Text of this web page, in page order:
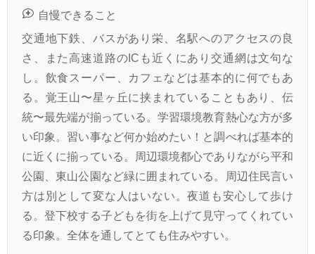
自慢できること
交通地下鉄、バスがあり栄、名駅へのアクセスの良
さ、また高速道路のICも近くにあり交通網は文句な
し。飲食スーパー、カフェなどは基本的に何でもあ
る。覚王山〜星ヶ丘に挟まれていることもあり、伝
統〜最先端が揃っている。学習環境教育熱心な方が多
い印象。習い事など何か始めたい！と調べれば基本的
に近くに揃っている。周辺環境都心でありながら平和
公園、東山公園など緑に囲まれている。周辺住民言い
方は別として変な人はいない。夜道も安心して歩け
る。登下校する子どもを街を上げて見守ってくれてい
る印象。全体を通してとても住みやすい。